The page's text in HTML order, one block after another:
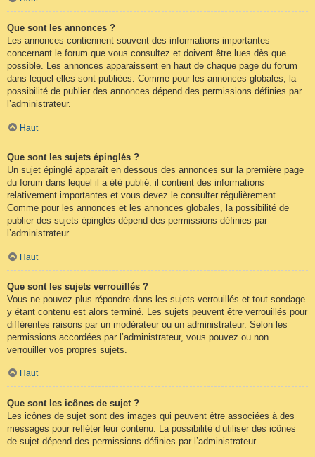
Que sont les annonces ?
Les annonces contiennent souvent des informations importantes
concernant le forum que vous consultez et doivent être lues dès que
possible. Les annonces apparaissent en haut de chaque page du forum
dans lequel elles sont publiées. Comme pour les annonces globales, la
possibilité de publier des annonces dépend des permissions définies par
l’administrateur.
Haut
Que sont les sujets épinglés ?
Un sujet épinglé apparaît en dessous des annonces sur la première page
du forum dans lequel il a été publié. il contient des informations
relativement importantes et vous devez le consulter régulièrement.
Comme pour les annonces et les annonces globales, la possibilité de
publier des sujets épinglés dépend des permissions définies par
l’administrateur.
Haut
Que sont les sujets verrouillés ?
Vous ne pouvez plus répondre dans les sujets verrouillés et tout sondage
y étant contenu est alors terminé. Les sujets peuvent être verrouillés pour
différentes raisons par un modérateur ou un administrateur. Selon les
permissions accordées par l’administrateur, vous pouvez ou non
verrouiller vos propres sujets.
Haut
Que sont les icônes de sujet ?
Les icônes de sujet sont des images qui peuvent être associées à des
messages pour refléter leur contenu. La possibilité d’utiliser des icônes
de sujet dépend des permissions définies par l’administrateur.